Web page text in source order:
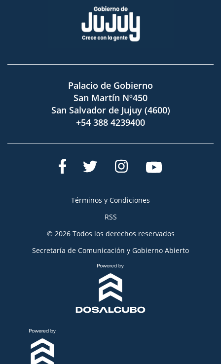
Palacio de Gobierno
San Martín Nº450
San Salvador de Jujuy (4600)
+54 388 4239400
Términos y Condiciones
RSS
© 2026 Todos los derechos reservados
Secretaría de Comunicación y Gobierno Abierto